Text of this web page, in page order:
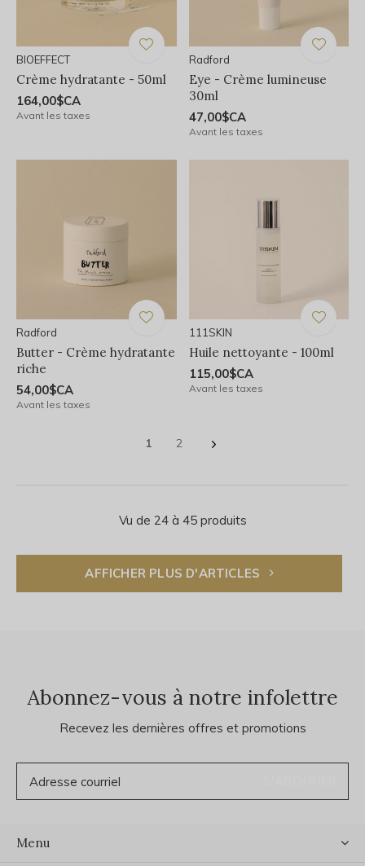
BIOEFFECT
Crème hydratante - 50ml
164,00$CA
Avant les taxes
Radford
Eye - Crème lumineuse
30ml
47,00$CA
Avant les taxes
Radford
Butter - Crème hydratante
riche
54,00$CA
Avant les taxes
111SKIN
Huile nettoyante - 100ml
115,00$CA
Avant les taxes
1 2
Vu de 24 à 45 produits
AFFICHER PLUS D'ARTICLES
Abonnez-vous à notre infolettre
Recevez les dernières offres et promotions
Menu